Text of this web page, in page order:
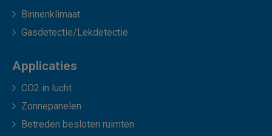
Binnenklimaat
Gasdetectie/Lekdetectie
Applicaties
CO2 in lucht
Zonnepanelen
Betreden besloten ruimten